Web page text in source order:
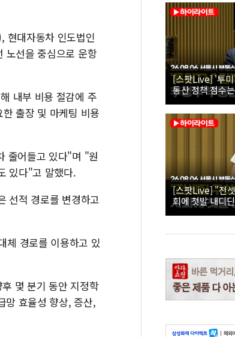
현대자동차 인도법인
노선을 중심으로 운항
내부 비용 절감에 주
출장 및 마케팅 비용
줄어들고 있다"며 "원
있다"고 말했다.
선적 경로를 변경하고
체 경로를 이용하고 있
몇 분기 동안 지정학
망 효율성 향상, 증산,
[스팟Live] '투
동산 정책 점수
대토론회
[스팟Live] "전
회에 첫발 내디
시 부동산 대토